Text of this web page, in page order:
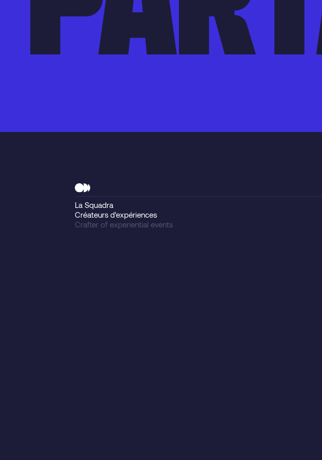
La Squadra
Créateurs d'expériences
Crafter of experiential events